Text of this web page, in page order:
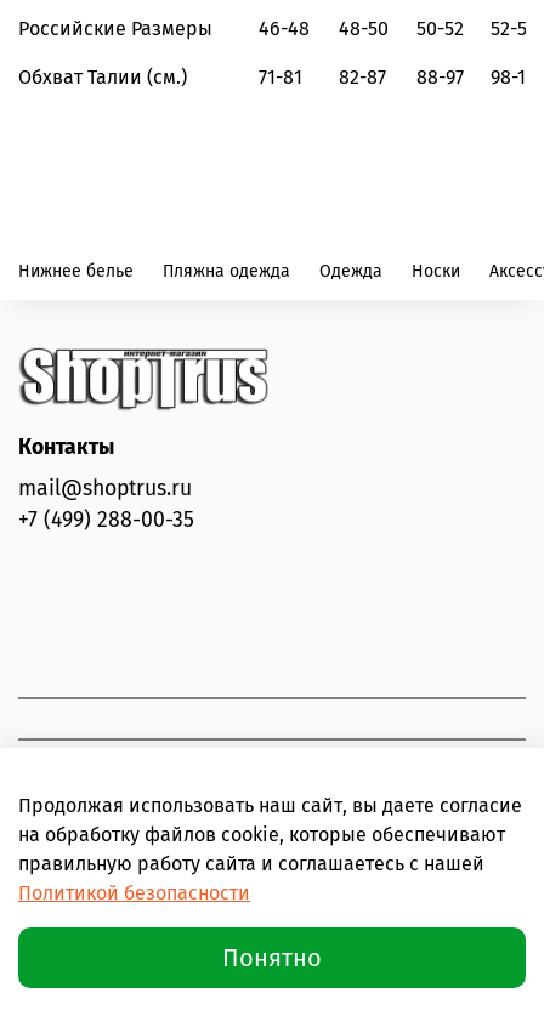
Российские Размеры 46-48 48-50 50-52 52-54
Обхват Талии (см.) 71-81 82-87 88-97 98-
Нижнее белье Пляжна одежда Одежда Носки
Контакты
mail@shoptrus.ru
+7 (499) 288-00-35
Продолжая использовать наш сайт, вы даете согласие
на обработку файлов cookie, которые обеспечивают
правильную работу сайта и соглашаетесь с нашей
Политикой безопасности
Понятно